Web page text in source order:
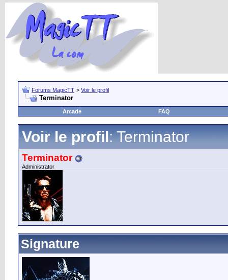
Forums MagicTT > Voir le profil
Terminator
Arcade FAQ
Voir le profil: Terminator
Terminator
Administrator
Signature